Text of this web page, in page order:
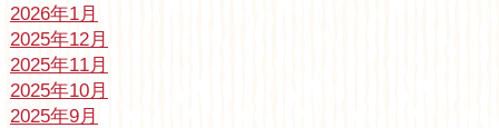
2026年1月
2025年12月
2025年11月
2025年10月
2025年9月